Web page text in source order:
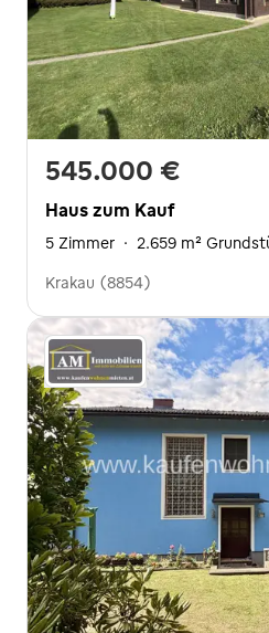
545.000 €
Haus zum Kauf
5 Zimmer · 2.659 m²
Krakau (8854)